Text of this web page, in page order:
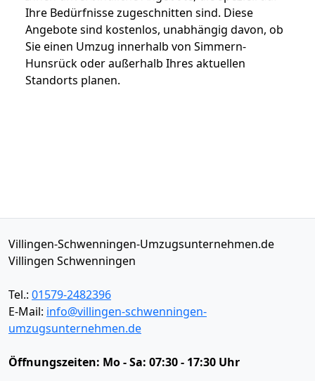
Ihre Bedürfnisse zugeschnitten sind. Diese
Angebote sind kostenlos, unabhängig davon, ob
Sie einen Umzug innerhalb von Simmern-
Hunsrück oder außerhalb Ihres aktuellen
Standorts planen.
Villingen-Schwenningen-Umzugsunternehmen.de
Villingen Schwenningen
Tel.: 01579-2482396
E-Mail: info@villingen-schwenningen-
umzugsunternehmen.de
Öffnungszeiten: Mo - Sa: 07:30 - 17:30 Uhr